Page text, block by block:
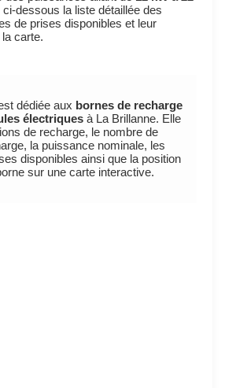
dessous la liste détaillée des
de prises disponibles et leur
carte.
dédiée aux bornes de recharge
électriquesà La Brillanne. Elle
de recharge, le nombre de
la puissance nominale, les
disponibles ainsi que la position
sur une carte interactive.